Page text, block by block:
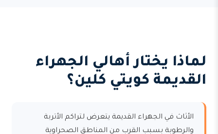
لماذا يختار أهالي الجهراء
القديمة كويتي كلين؟
الأثاث في الجهراء القديمة يتعرض لتراكم الأتربة
والرطوبة بسبب القرب من المناطق الصحراوية